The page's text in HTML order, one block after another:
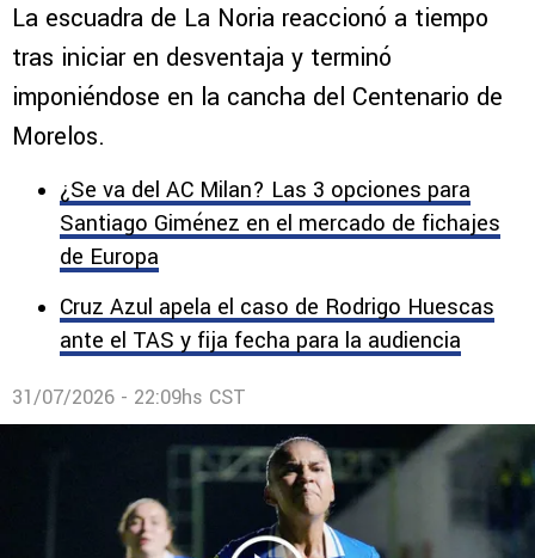
La escuadra de La Noria reaccionó a tiempo
tras iniciar en desventaja y terminó
imponiéndose en la cancha del Centenario de
Morelos.
¿Se va del AC Milan? Las 3 opciones para
Santiago Giménez en el mercado de fichajes
de Europa
Cruz Azul apela el caso de Rodrigo Huescas
ante el TAS y fija fecha para la audiencia
31/07/2026 - 22:09hs CST